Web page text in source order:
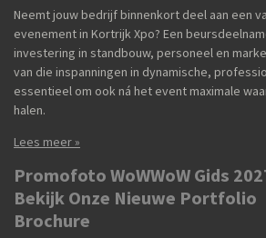
Neemt jouw bedrijf binnenkort deel aan een
evenement in Kortrijk Xpo? Een
investering in standbouw, personeel en
van die inspanningen in dynamische,
essentieel om ook ná het event maximale
halen.
Lees meer »
Promofoto WoWWoW Gids
Bekijk Onze Nieuwe Portfolio
Brochure